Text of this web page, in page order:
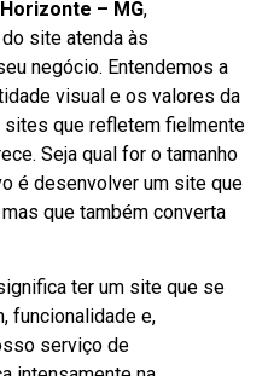
– MG,
site atenda às
negócio. Entendemos a
visual e os valores da
que refletem fielmente
Seja qual for o tamanho
é desenvolver um site que
que também converta
ter um site que se
funcionalidade e,
serviço de